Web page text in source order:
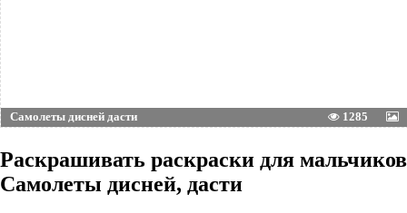
Самолеты дисней дасти 1285
Раскрашивать раскраски для мальчиков
Самолеты дисней, дасти